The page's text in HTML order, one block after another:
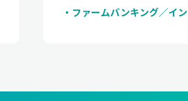
ファームバンキング／イ